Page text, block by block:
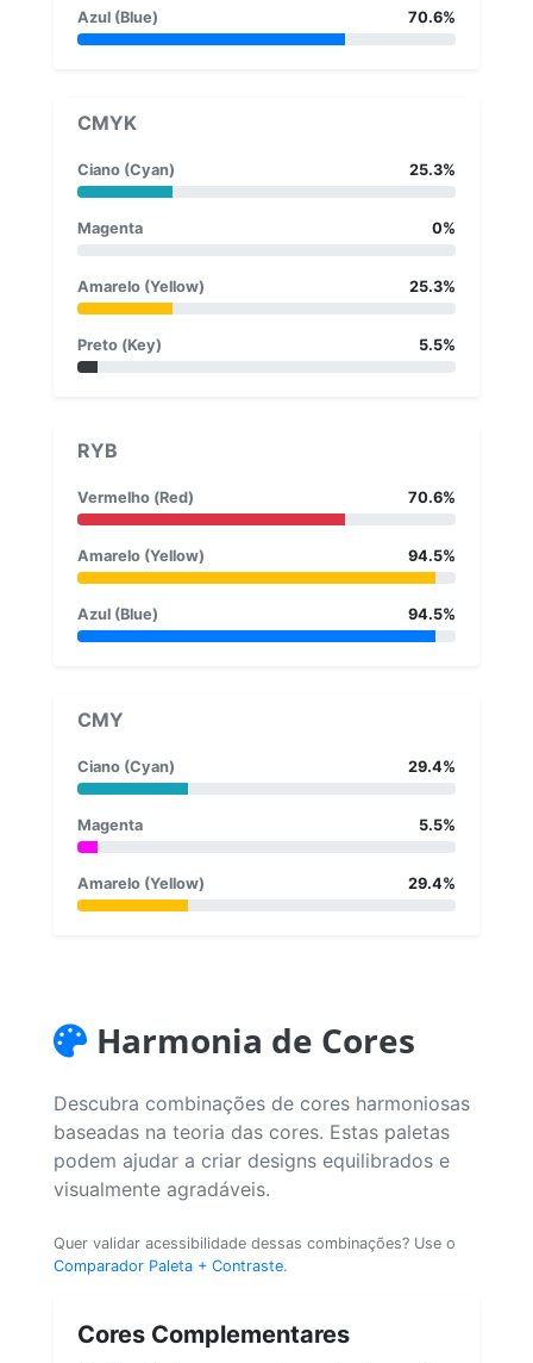
Azul (Blue) 70.6%
CMYK
Ciano (Cyan) 25.3%
Magenta 0%
Amarelo (Yellow) 25.3%
Preto (Key) 5.5%
RYB
Vermelho (Red) 70.6%
Amarelo (Yellow) 94.5%
Azul (Blue) 94.5%
CMY
Ciano (Cyan) 29.4%
Magenta 5.5%
Amarelo (Yellow) 29.4%
Harmonia de Cores
Descubra combinações de cores harmoniosas
baseadas na teoria das cores. Estas paletas
podem ajudar a criar designs equilibrados e
visualmente agradáveis.
Quer validar acessibilidade dessas combinações? Use o
Comparador Paleta + Contraste.
Cores Complementares